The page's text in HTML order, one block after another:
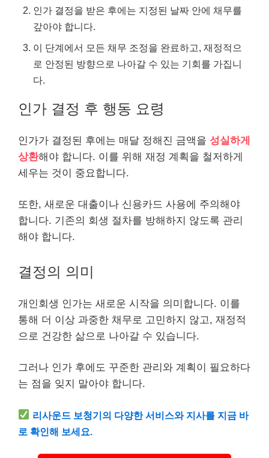
인가 결정을 받은 후에는 지정된 날짜 안에 채무를
갚아야 합니다.
이 단계에서 모든 채무 조정을 완료하고, 재정적으
로 안정된 방향으로 나아갈 수 있는 기회를 가집니
다.
인가 결정 후 행동 요령
인가가 결정된 후에는 매달 정해진 금액을 성실하게
상환해야 합니다. 이를 위해 재정 계획을 철저하게
세우는 것이 중요합니다.
또한, 새로운 대출이나 신용카드 사용에 주의해야
합니다. 기존의 회생 절차를 방해하지 않도록 관리
해야 합니다.
결정의 의미
개인회생 인가는 새로운 시작을 의미합니다. 이를
통해 더 이상 과중한 채무로 고민하지 않고, 재정적
으로 건강한 삶으로 나아갈 수 있습니다.
그러나 인가 후에도 꾸준한 관리와 계획이 필요하다
는 점을 잊지 말아야 합니다.
리사운드 보청기의 다양한 서비스와 지사를 지금 바
로 확인해 보세요.